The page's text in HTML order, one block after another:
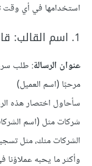
استخدامها في أي وقت
1. اسم القالب: قالب الرسالة الباردة
عنوان الرسالة: طلب
مرحبًا (اسم العميل)
سأحاول اختصار هذه
شركات مثل (اسم
الشركات منك، مثل
وأكثر ما يحبه عملاؤنا